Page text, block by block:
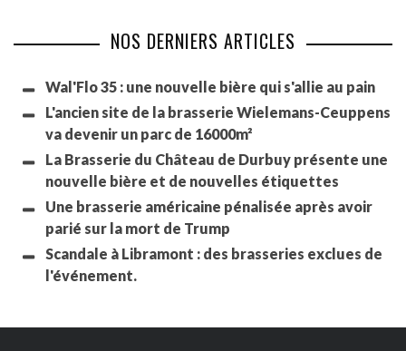
NOS DERNIERS ARTICLES
Wal'Flo 35 : une nouvelle bière qui s'allie au pain
L'ancien site de la brasserie Wielemans-Ceuppens
va devenir un parc de 16000m²
La Brasserie du Château de Durbuy présente une
nouvelle bière et de nouvelles étiquettes
Une brasserie américaine pénalisée après avoir
parié sur la mort de Trump
Scandale à Libramont : des brasseries exclues de
l'événement.